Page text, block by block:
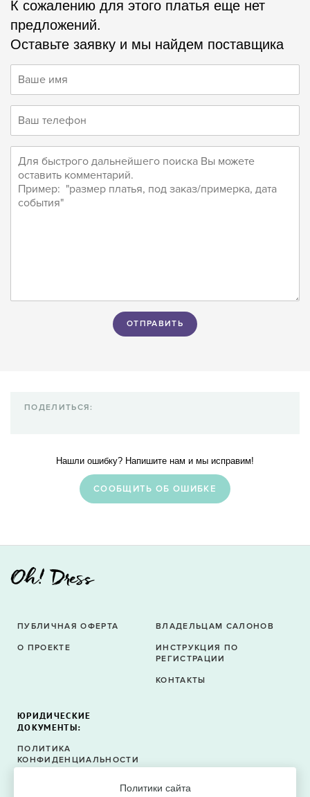
К сожалению для этого платья еще нет
предложений.
Оставьте заявку и мы найдем поставщика
Нашли ошибку? Напишите нам и мы исправим!
CООБЩИТЬ ОБ ОШИБКЕ
ПОДЕЛИТЬСЯ:
Политики сайта
ПУБЛИЧНАЯ ОФЕРТА
О ПРОЕКТЕ
ВЛАДЕЛЬЦАМ САЛОНОВ
ИНСТРУКЦИЯ ПО
РЕГИСТРАЦИИ
КОНТАКТЫ
ЮРИДИЧЕСКИЕ
ДОКУМЕНТЫ:
ПОЛИТИКА
КОНФИДЕНЦИАЛЬНОСТИ